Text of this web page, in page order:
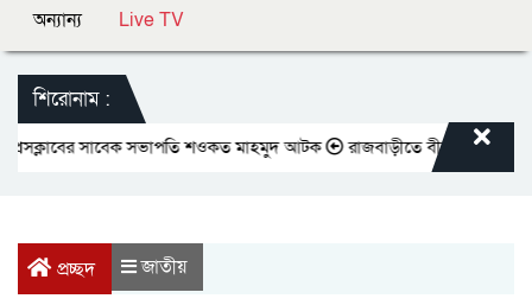
অন্যান্য Live TV
শিরোনাম :
সাবেক সভাপতি শওকত মাহমুদ আটক রাজবাড়ীতে বীর মুক্তিযোদ্ধাদের
প্রচ্ছদ জাতীয়